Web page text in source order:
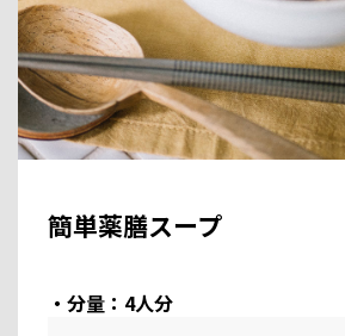
簡単薬膳スープ
・分量：4人分